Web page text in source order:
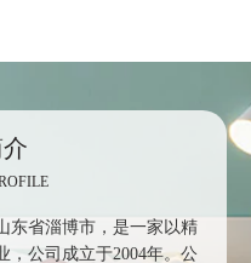
东省淄博市，是一家以精
，公司成立于2004年。公